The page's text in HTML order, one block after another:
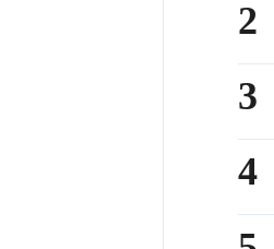
2
3
4